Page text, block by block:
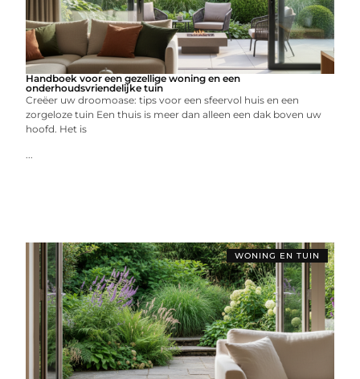
Handboek voor een gezellige woning en een
onderhoudsvriendelijke tuin
Creëer uw droomoase: tips voor een sfeervol huis en een
zorgeloze tuin Een thuis is meer dan alleen een dak boven uw
hoofd. Het is
...
WONING EN TUIN